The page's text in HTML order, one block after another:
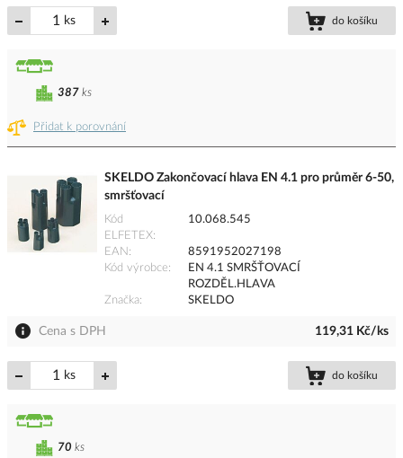
ks do košíku
Přidat k porovnání
387 ks
SKELDO Zakončovací hlava EN 4.1 pro průměr 6-50,
smršťovací
Kód
ELFETEX
10.068.545
EAN
8591952027198
Kód výrobce
EN 4.1 SMRŠŤOVACÍ
ROZDĚL.HLAVA
Značka
SKELDO
Cena s DPH 119,31 Kč/ks
ks do košíku
70 ks